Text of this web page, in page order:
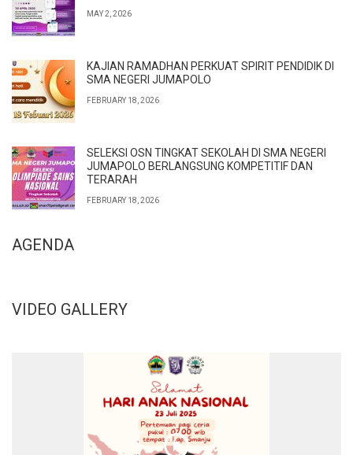
MAY 2, 2026
KAJIAN RAMADHAN PERKUAT SPIRIT PENDIDIK DI
SMA NEGERI JUMAPOLO
FEBRUARY 18, 2026
SELEKSI OSN TINGKAT SEKOLAH DI SMA NEGERI
JUMAPOLO BERLANGSUNG KOMPETITIF DAN
TERARAH
FEBRUARY 18, 2026
AGENDA
VIDEO GALLERY